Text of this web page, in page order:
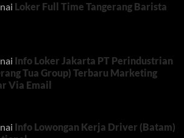
Loker Full Time Tangerang Barista
Info Loker Jakarta PT Perindustrian
Tua Group) Terbaru Marketing
Via Email
Info Lowongan Kerja Driver (Batam)